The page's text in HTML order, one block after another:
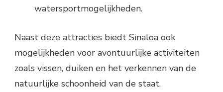
watersportmogelijkheden.
Naast deze attracties biedt Sinaloa ook
mogelijkheden voor avontuurlijke activiteiten
zoals vissen, duiken en het verkennen van de
natuurlijke schoonheid van de staat.